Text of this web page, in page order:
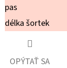
pas
délka šortek
OPÝTAŤ SA